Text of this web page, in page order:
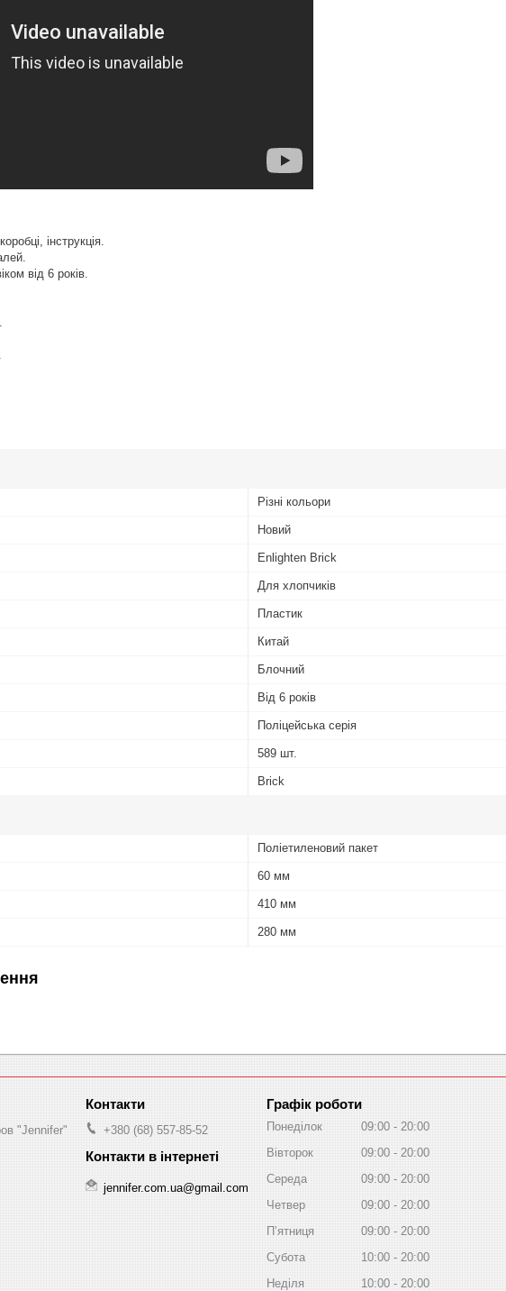
інструкція.
від 6 років.
Різні кольори
Новий
Enlighten Brick
Для хлопчиків
Пластик
Китай
Блочний
Від 6 років
Поліцейська серія
589 шт.
Brick
Поліетиленовий пакет
60 мм
410 мм
280 мм
"Jennifer" +380 (68) 557-85-52
jennifer.com.ua@gmail.com
Графік роботи
Понеділок 09:00
20:00
Вівторок
09:00
20:00
Середа
09:00
20:00
Четвер
09:00
20:00
Пʼятниця
09:00
20:00
Субота
10:00
20:00
Неділя
10:00 20:00